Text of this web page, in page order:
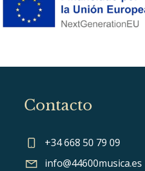
Contacto
+34 668 50 79 09
info@44600musica.es